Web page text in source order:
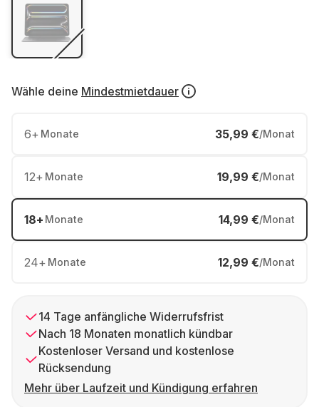
Wähle deine Mindestmietdauer
6+ Monate 35,99 €/Monat
12+ Monate 19,99 €/Monat
18+ Monate 14,99 €/Monat
24+ Monate 12,99 €/Monat
14 Tage anfängliche Widerrufsfrist
Nach 18 Monaten monatlich kündbar
Kostenloser Versand und kostenlose
Rücksendung
Mehr über Laufzeit und Kündigung erfahren